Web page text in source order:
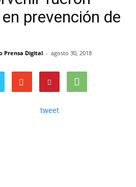
prevención de
Prensa Digital - agosto 30, 2018
tweet